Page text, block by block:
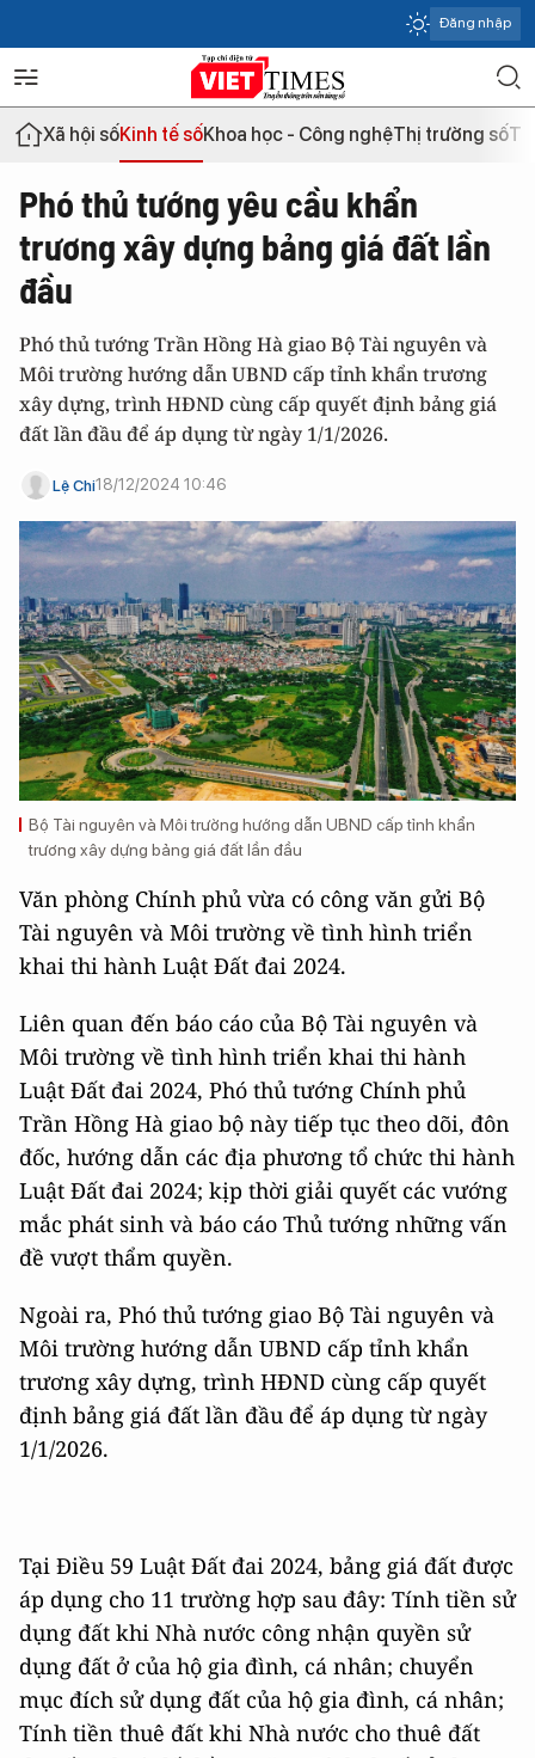
Đăng nhập
Xã hội sốKinh tế sốKhoa học - Công nghệThị trường số
Phó thủ tướng yêu cầu khẩn
trương xây dựng bảng giá đất lần
đầu
Phó thủ tướng Trần Hồng Hà giao Bộ Tài nguyên và
Môi trường hướng dẫn UBND cấp tỉnh khẩn trương
xây dựng, trình HĐND cùng cấp quyết định bảng giá
đất lần đầu để áp dụng từ ngày 1/1/2026.
Lệ Chi18/12/2024 10:46
Bộ Tài nguyên và Môi trường hướng dẫn UBND cấp tỉnh khẩn
trương xây dựng bảng giá đất lần đầu
Văn phòng Chính phủ vừa có công văn gửi Bộ
Tài nguyên và Môi trường về tình hình triển
khai thi hành Luật Đất đai 2024.
Liên quan đến báo cáo của Bộ Tài nguyên và
Môi trường về tình hình triển khai thi hành
Luật Đất đai 2024, Phó thủ tướng Chính phủ
Trần Hồng Hà giao bộ này tiếp tục theo dõi, đôn
đốc, hướng dẫn các địa phương tổ chức thi hành
Luật Đất đai 2024; kịp thời giải quyết các vướng
mắc phát sinh và báo cáo Thủ tướng những vấn
đề vượt thẩm quyền.
Ngoài ra, Phó thủ tướng giao Bộ Tài nguyên và
Môi trường hướng dẫn UBND cấp tỉnh khẩn
trương xây dựng, trình HĐND cùng cấp quyết
định bảng giá đất lần đầu để áp dụng từ ngày
1/1/2026.
Tại Điều 59 Luật Đất đai 2024, bảng giá đất được
áp dụng cho 11 trường hợp sau đây: Tính tiền sử
dụng đất khi Nhà nước công nhận quyền sử
dụng đất ở của hộ gia đình, cá nhân; chuyển
mục đích sử dụng đất của hộ gia đình, cá nhân;
Tính tiền thuê đất khi Nhà nước cho thuê đất